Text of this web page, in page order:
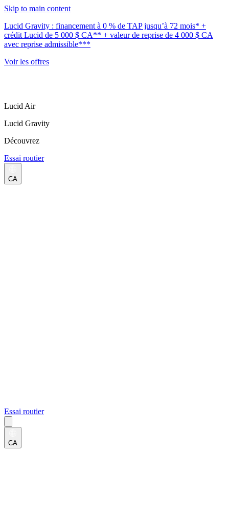
Skip to main content
Lucid Gravity : financement à 0 % de TAP jusqu’à 72 mois* +
crédit Lucid de 5 000 $ CA** + valeur de reprise de 4 000 $ CA
avec reprise admissible***
Voir les offres
Lucid Air
Lucid Gravity
Découvrez
Essai routier
CA
Essai routier
CA